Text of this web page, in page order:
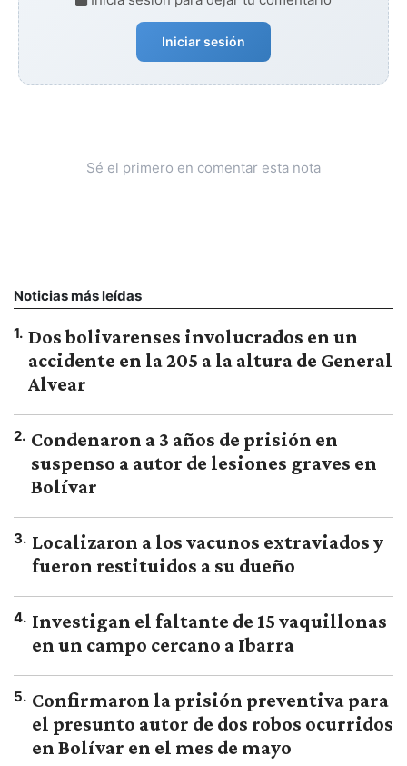
Iniciar sesión
Sé el primero en comentar esta nota
Noticias más leídas
1. Dos bolivarenses involucrados en un
accidente en la 205 a la altura de General
Alvear
2. Condenaron a 3 años de prisión en
suspenso a autor de lesiones graves en
Bolívar
3. Localizaron a los vacunos extraviados y
fueron restituidos a su dueño
4. Investigan el faltante de 15 vaquillonas
en un campo cercano a Ibarra
5. Confirmaron la prisión preventiva para
el presunto autor de dos robos ocurridos
en Bolívar en el mes de mayo